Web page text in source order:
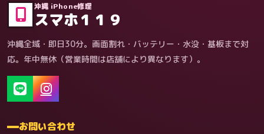
沖縄 iPhone修理
スマホ１１９
沖縄全域・即日30分。画面割れ・バッテリー・水没・基板まで対
応。年中無休（営業時間は店舗により異なります）。
お問い合わせ